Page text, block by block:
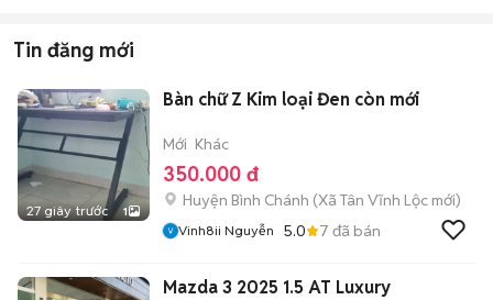
Tin đăng mới
27 giây trước 1
Bàn chữ Z Kim loại Đen còn mới
Mới Khác
350.000 đ
Huyện Bình Chánh (Xã Tân Vĩnh Lộc mới)
Vinh8ii Nguyễn 5.0 7 đã bán
Mazda 3 2025 1.5 AT Luxury